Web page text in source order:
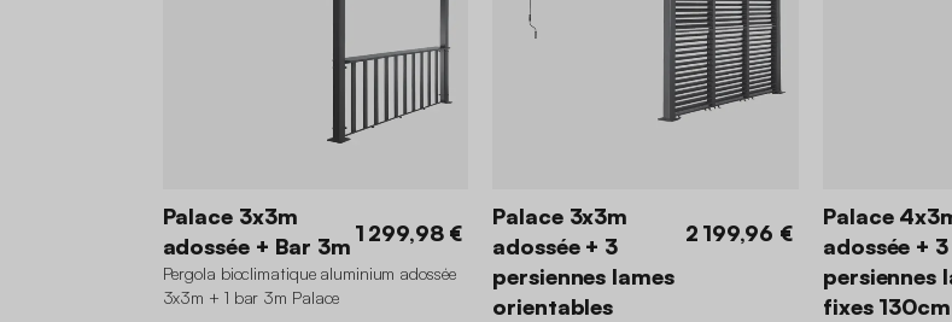
Palace 3x3m
adossée + Bar 3m 1 299,98 €
Pergola bioclimatique aluminium adossée
3x3m + 1 bar 3m Palace
Palace 3x3m
adossée + 3
persiennes lames
orientables
2 199,96 €
Palace
adossée + 3
persiennes
fixes 130cm